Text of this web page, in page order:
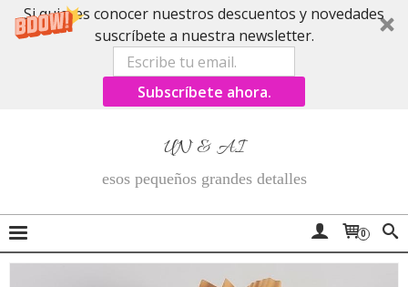
Si quieres conocer nuestros descuentos y novedades
suscríbete a nuestra newsletter.
Subscríbete ahora.
UN & AI
esos pequeños grandes detalles
0